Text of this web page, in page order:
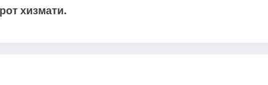
хизмати.